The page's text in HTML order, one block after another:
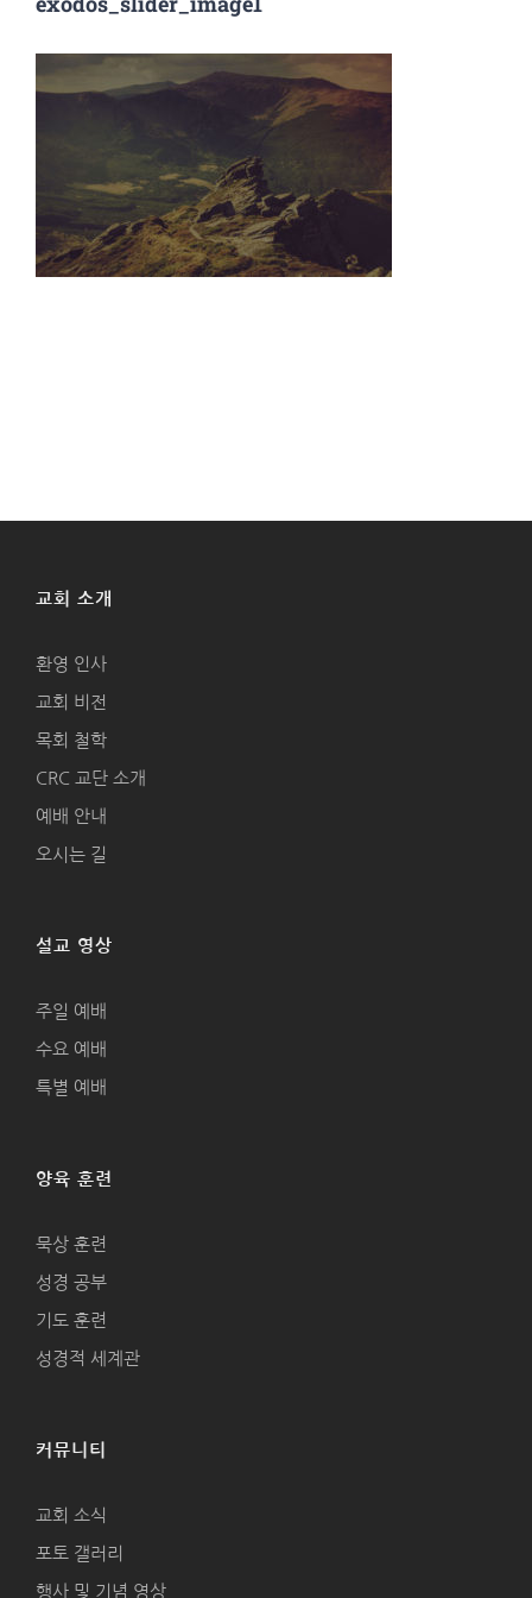
교회 소개
환영 인사
교회 비전
목회 철학
CRC 교단 소개
예배 안내
오시는 길
설교 영상
주일 예배
수요 예배
특별 예배
양육 훈련
묵상 훈련
성경 공부
기도 훈련
성경적 세계관
커뮤니티
교회 소식
포토 갤러리
행사 및 기념 영상